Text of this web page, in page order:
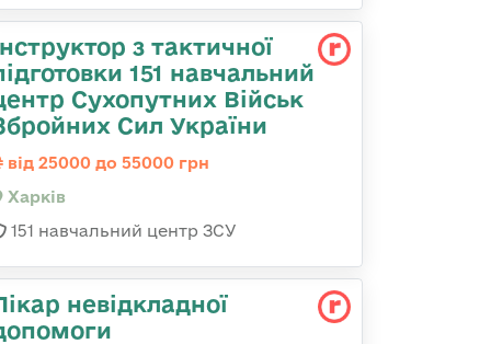
з тактичної
151 навчальний
Сухопутних Військ
Сил України
від 25000 до 55000 грн
Харків
151 навчальний центр ЗСУ
невідкладної